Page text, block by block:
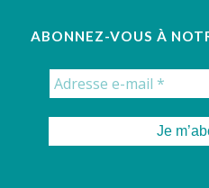
ABONNEZ-VOUS À